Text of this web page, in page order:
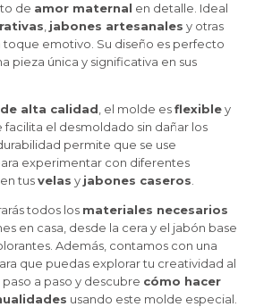
de amor maternal en detalle. Ideal
jabones artesanales y otras
toque emotivo. Su diseño es perfecto
pieza única y significativa en sus
alta calidad , el molde esflexibley
facilita el desmoldado sin dañar los
permite que se use
experimentar con diferentes
tusvelas y jabones caseros
todos los materiales necesarios
en casa, desde la cera y el jabón base
Además, contamos con una
que puedas explorar tu creatividad al
a paso y descubre cómo hacer
usando este molde especial.